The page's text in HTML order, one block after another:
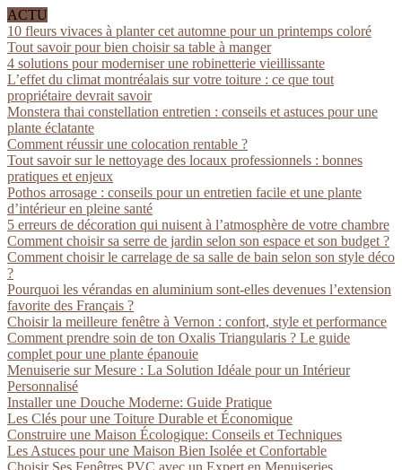
ACTU
10 fleurs vivaces à planter cet automne pour un printemps coloré
Tout savoir pour bien choisir sa table à manger
4 solutions pour moderniser une robinetterie vieillissante
L’effet du climat montréalais sur votre toiture : ce que tout
propriétaire devrait savoir
Monstera thai constellation entretien : conseils et astuces pour une
plante éclatante
Comment réussir une colocation rentable ?
Tout savoir sur le nettoyage des locaux professionnels : bonnes
pratiques et enjeux
Pothos arrosage : conseils pour un entretien facile et une plante
d’intérieur en pleine santé
5 erreurs de décoration qui nuisent à l’atmosphère de votre chambre
Comment choisir sa serre de jardin selon son espace et son budget ?
Comment choisir le carrelage de sa salle de bain selon son style déco
?
Pourquoi les vérandas en aluminium sont-elles devenues l’extension
favorite des Français ?
Choisir la meilleure fenêtre à Vernon : confort, style et performance
Comment prendre soin de ton Oxalis Triangularis ? Le guide
complet pour une plante épanouie
Menuiserie sur Mesure : La Solution Idéale pour un Intérieur
Personnalisé
Installer une Douche Moderne: Guide Pratique
Les Clés pour une Toiture Durable et Économique
Construire une Maison Écologique: Conseils et Techniques
Les Astuces pour une Maison Bien Isolée et Confortable
Choisir Ses Fenêtres PVC avec un Expert en Menuiseries